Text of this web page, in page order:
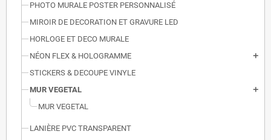
PHOTO MURALE POSTER PERSONNALISÉ
MIROIR DE DECORATION ET GRAVURE LED
HORLOGE ET DECO MURALE
NÉON FLEX & HOLOGRAMME
add
STICKERS & DECOUPE VINYLE
MUR VEGETAL
add
MUR VEGETAL
LANIÈRE PVC TRANSPARENT